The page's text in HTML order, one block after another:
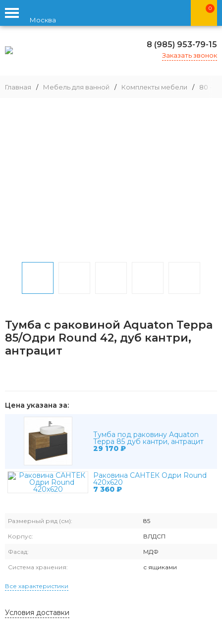
Москва
0
8 (985) 953-79-15
Заказать звонок
Главная / Мебель для ванной / Комплекты мебели / 80 -
Тумба с раковиной Aquaton Терра
85/Одри Round 42, дуб кантри,
антрацит
Цена указана за:
Тумба под раковину Aquaton
Терра 85 дуб кантри, антрацит
29 170 ₽
Раковина САНТЕК Одри Round
420x620
7 360 ₽
Размерный ряд (см): 85
Корпус: ВЛДСП
Фасад: МДФ
Система хранения: с ящиками
Все характеристики
Условия доставки